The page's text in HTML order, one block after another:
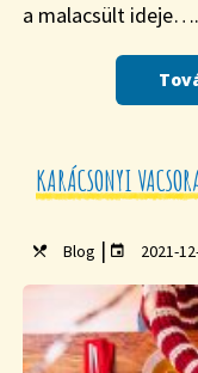
a malacsült ideje….
KARÁCSONYI
Blog | 2021-